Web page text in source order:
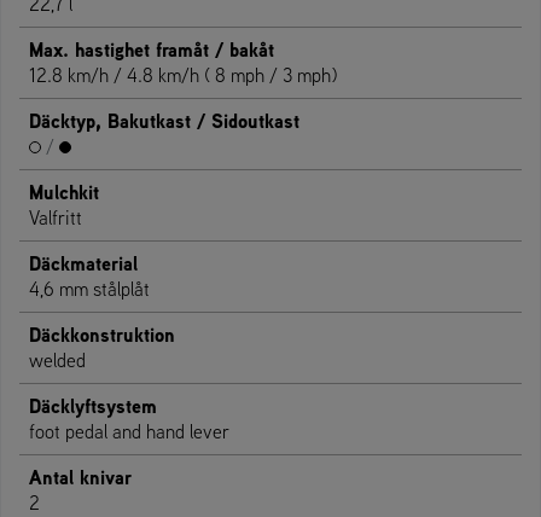
Max. hastighet framåt / bakåt
12.8 km/h / 4.8 km/h ( 8 mph / 3 mph)
Däcktyp, Bakutkast / Sidoutkast
/
Mulchkit
Valfritt
Däckmaterial
4,6 mm stålplåt
Däckkonstruktion
welded
Däcklyftsystem
foot pedal and hand lever
Antal knivar
2